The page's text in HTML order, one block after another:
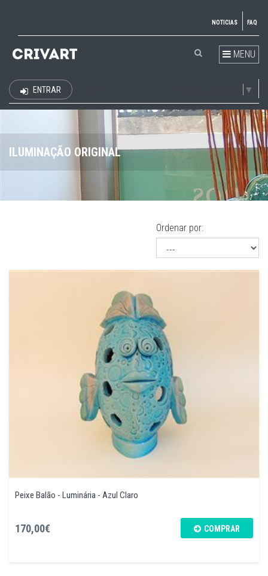
NOTICIAS FAQ
MENU
▼
ENTRAR
ILUMINAÇÃO ORIGINAL
Ordenar por:
Peixe Balão - Luminária - Azul Claro
170,00€ COMPRAR